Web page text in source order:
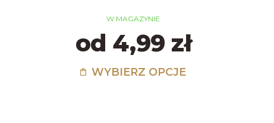
W MAGAZYNIE
od 4,99 zł
WYBIERZ OPCJE